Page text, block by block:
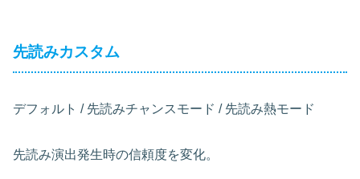
先読みカスタム
デフォルト / 先読みチャンスモード / 先読み熱モード
先読み演出発生時の信頼度を変化。